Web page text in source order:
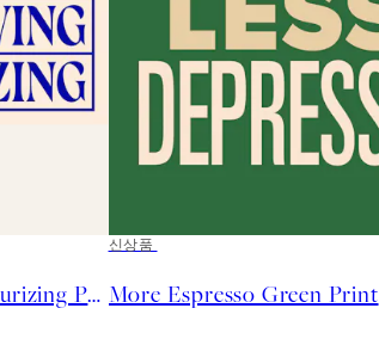
Thriving Surviving Moisturizing Print
50%*
신상품
More Espresso Green Print